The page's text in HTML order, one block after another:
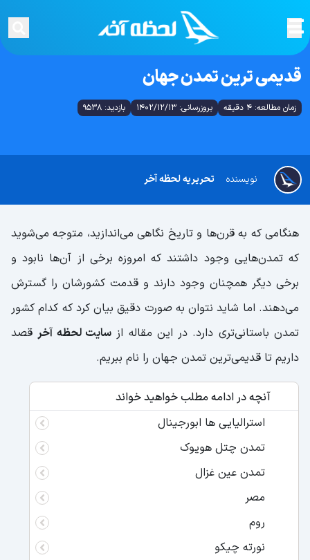
قدیمی ترین تمدن جهان
زمان مطالعه: 4 دقیقه بروزرسانی: 1402/12/13 بازدید: 9538
تحریریه لحظه آخر نویسنده
هنگامی که به قرن‌ها و تاریخ نگاهی می‌اندازید، متوجه می‌شوید
که تمدن‌هایی وجود داشتند که امروزه برخی از آن‌ها نابود و
برخی دیگر همچنان وجود دارند و قدمت کشورشان را گسترش
می‌دهند. اما شاید نتوان به صورت دقیق بیان کرد که کدام کشور
تمدن باستانی‌تری دارد. در این مقاله ازسایت لحظه آخرقصد
داریم تا قدیمی‌ترین تمدن جهان را نام ببریم.
آنچه در ادامه مطلب خواهید خواند
استرالیایی ها ابورجینال
تمدن چتل هویوک
تمدن عین غزال
مصر
روم
نورته چیکو